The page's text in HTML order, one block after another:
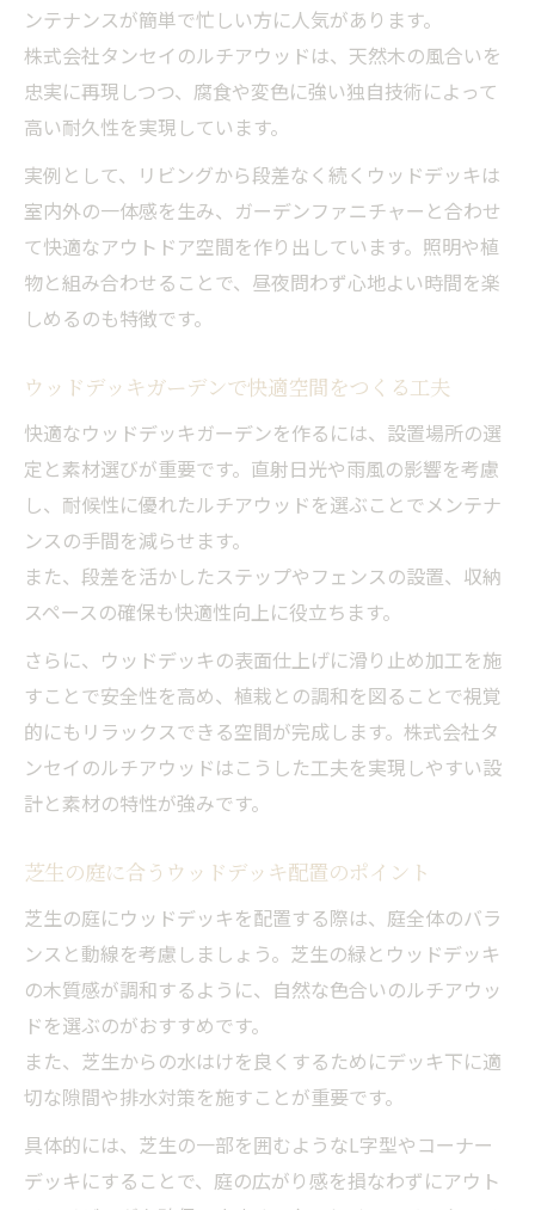
意点
ホームセンター活用のウッドデッキDIYアイ
デア
置くだけ簡単なウッドデッキDIYの工夫を紹
介
ガーデニングと相性抜群のウッドデッキDIY
方法
タンセイルチアウッド採用で広がる快適ガーデ
ン
魅力解説
タンセイルチアウッドが快適ガーデンに選
ばれる理由
ウッドデッキ設置で感じるルチアウッドの
メリット
ガーデンが変わるルチアウッドウッドデッ
キの特徴
手軽さと美しさを両立するルチアウッドの
実力
手軽に始めるウッドデッキ設置と素材選び
ウッドデッキ設置を手軽にする素材選びの
初心者向けウッドデッキ設置のステップと
ウッドデッキ設置が簡単なアイデアとポイ
ント
設置しやすいウッドデッキ素材の選定ポイ
ント
おしゃれな庭づくりに役立つウッドデッキ活用
ウッドデッキで叶えるおしゃれな庭空間の
ンテナンスが簡単で忙しい方に人気があります。
株式会社タンセイのルチアウッドは、天然木の風合いを
忠実に再現しつつ、腐食や変色に強い独自技術によって
高い耐久性を実現しています。
実例として、リビングから段差なく続くウッドデッキは
室内外の一体感を生み、ガーデンファニチャーと合わせ
て快適なアウトドア空間を作り出しています。照明や植
物と組み合わせることで、昼夜問わず心地よい時間を楽
しめるのも特徴です。
ウッドデッキガーデンで快適空間をつくる工夫
快適なウッドデッキガーデンを作るには、設置場所の選
定と素材選びが重要です。直射日光や雨風の影響を考慮
し、耐候性に優れたルチアウッドを選ぶことでメンテナ
ンスの手間を減らせます。
また、段差を活かしたステップやフェンスの設置、収納
スペースの確保も快適性向上に役立ちます。
さらに、ウッドデッキの表面仕上げに滑り止め加工を施
すことで安全性を高め、植栽との調和を図ることで視覚
的にもリラックスできる空間が完成します。株式会社タ
ンセイのルチアウッドはこうした工夫を実現しやすい設
計と素材の特性が強みです。
芝生の庭に合うウッドデッキ配置のポイント
芝生の庭にウッドデッキを配置する際は、庭全体のバラ
ンスと動線を考慮しましょう。芝生の緑とウッドデッキ
の木質感が調和するように、自然な色合いのルチアウッ
ドを選ぶのがおすすめです。
また、芝生からの水はけを良くするためにデッキ下に適
切な隙間や排水対策を施すことが重要です。
具体的には、芝生の一部を囲むようなL字型やコーナー
デッキにすることで、庭の広がり感を損なわずにアウト